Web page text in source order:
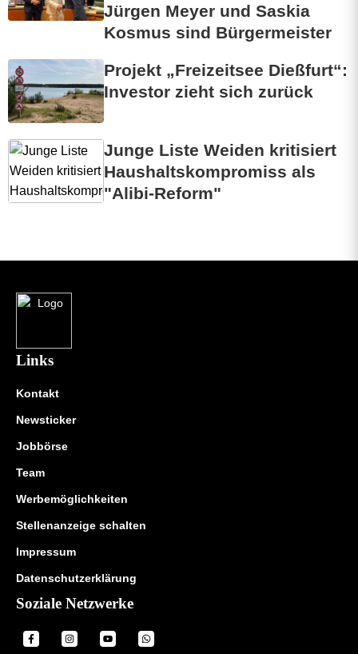
Jürgen Meyer und Saskia
Kosmus sind Bürgermeister
Projekt „Freizeitsee Dießfurt“:
Investor zieht sich zurück
Junge Liste Weiden kritisiert
Haushaltskompromiss als
"Alibi-Reform"
Links
Kontakt
Newsticker
Jobbörse
Team
Werbemöglichkeiten
Stellenanzeige schalten
Impressum
Datenschutzerklärung
Soziale Netzwerke